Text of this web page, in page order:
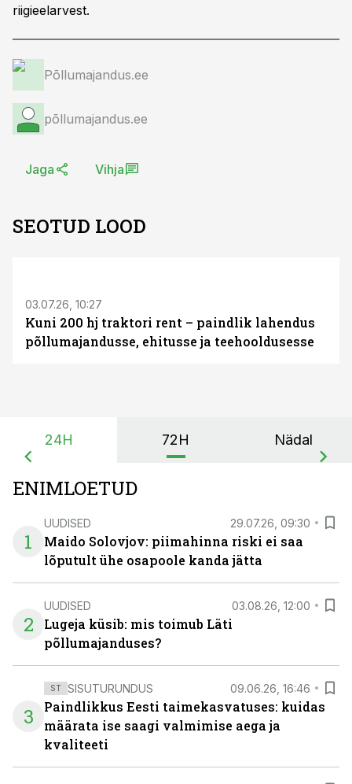
riigieelarvest.
Põllumajandus.ee
põllumajandus.ee
Jaga Vihja
SEOTUD LOOD
03.07.26, 10:27
Kuni 200 hj traktori rent – paindlik lahendus
põllumajandusse, ehitusse ja teehooldusesse
24H 72H Nädal
ENIMLOETUD
1
UUDISED 29.07.26, 09:30
Maido Solovjov: piimahinna riski ei saa
lõputult ühe osapoole kanda jätta
2
UUDISED 03.08.26, 12:00
Lugeja küsib: mis toimub Läti
põllumajanduses?
3
ST SISUTURUNDUS 09.06.26, 16:46
Paindlikkus Eesti taimekasvatuses: kuidas
määrata ise saagi valmimise aega ja
kvaliteeti